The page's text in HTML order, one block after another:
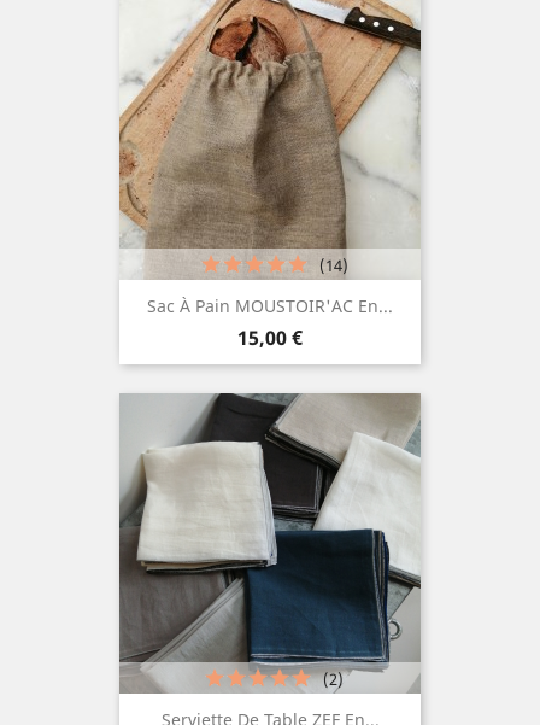
Sac À Pain MOUSTOIR'AC En...
Prix
15,00 €
(14)
Serviette De Table ZEF En...
(2)